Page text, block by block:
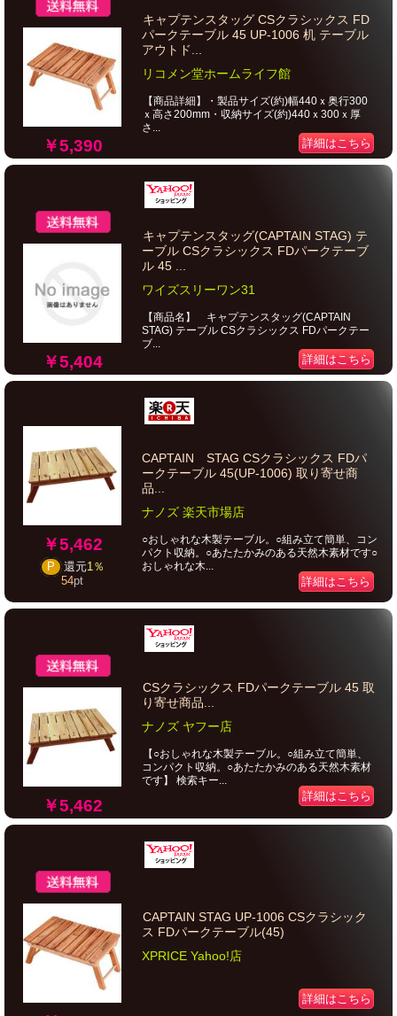
￥5,390
キャプテンスタッグ CSクラシックス FD
パークテーブル 45 UP-1006 机 テーブル
アウトド...
リコメン堂ホームライフ館
【商品詳細】・製品サイズ(約)幅440ｘ奥行300
ｘ高さ200mm・収納サイズ(約)440ｘ300ｘ厚
さ...
詳細はこちら
￥5,404
キャプテンスタッグ(CAPTAIN STAG) テ
ーブル CSクラシックス FDパークテーブ
ル 45 ...
ワイズスリーワン31
【商品名】 キャプテンスタッグ(CAPTAIN
STAG) テーブル CSクラシックス FDパークテー
ブ...
詳細はこちら
￥5,462
P 還元1％
54pt
CAPTAIN STAG CSクラシックス FDパ
ークテーブル 45(UP-1006) 取り寄せ商
品...
ナノズ 楽天市場店
○おしゃれな木製テーブル。○組み立て簡単、コン
パクト収納。○あたたかみのある天然木素材です○
おしゃれな木...
詳細はこちら
￥5,462
CSクラシックス FDパークテーブル 45 取
り寄せ商品...
ナノズ ヤフー店
【○おしゃれな木製テーブル。○組み立て簡単、
コンパクト収納。○あたたかみのある天然木素材
です】 検索キー...
詳細はこちら
CAPTAIN STAG UP-1006 CSクラシック
ス FDパークテーブル(45)
XPRICE Yahoo!店
詳細はこちら